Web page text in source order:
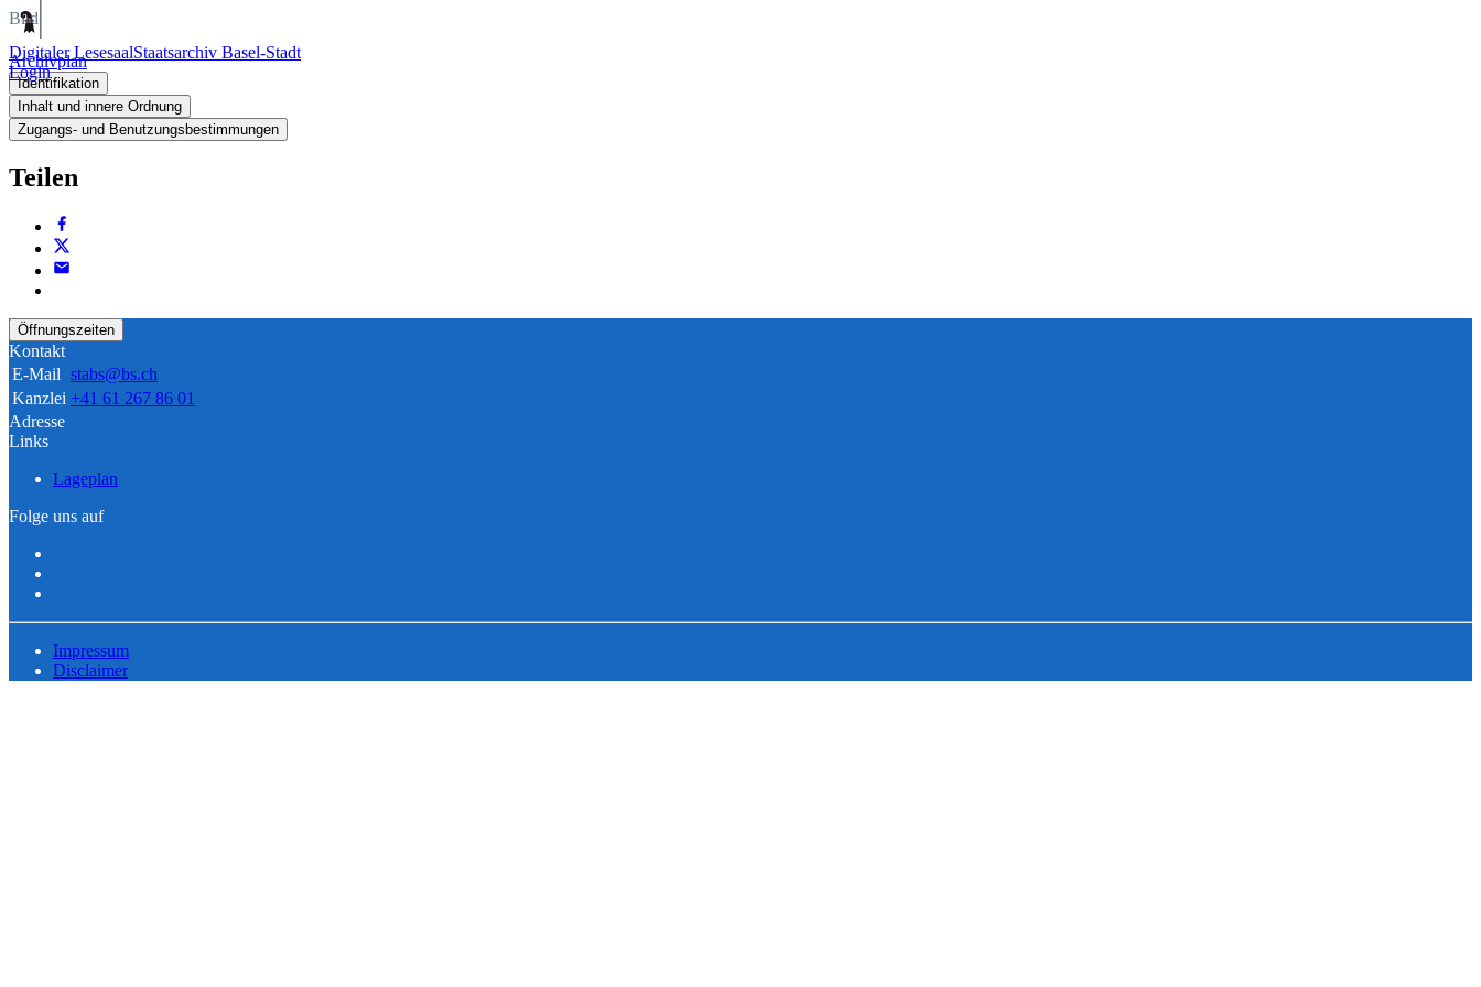
Digitaler LesesaalStaatsarchiv Basel-Stadt
Login
Bild
Archivplan
Identifikation
Inhalt und innere Ordnung
Zugangs- und Benutzungsbestimmungen
Teilen
Öffnungszeiten
Kontakt
E-Mail stabs@bs.ch
Kanzlei +41 61 267 86 01
Adresse
Links
Lageplan
Folge uns auf
Impressum
Disclaimer